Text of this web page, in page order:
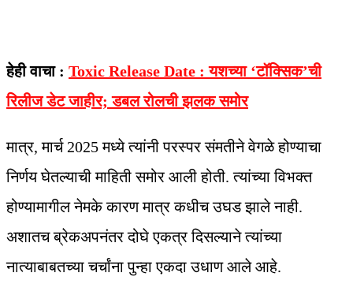
हेही वाचा : Toxic Release Date : यशच्या ‘टॉक्सिक’ची
रिलीज डेट जाहीर; डबल रोलची झलक समोर
मात्र, मार्च 2025 मध्ये त्यांनी परस्पर संमतीने वेगळे होण्याचा
निर्णय घेतल्याची माहिती समोर आली होती. त्यांच्या विभक्त
होण्यामागील नेमके कारण मात्र कधीच उघड झाले नाही.
अशातच ब्रेकअपनंतर दोघे एकत्र दिसल्याने त्यांच्या
नात्याबाबतच्या चर्चांना पुन्हा एकदा उधाण आले आहे.